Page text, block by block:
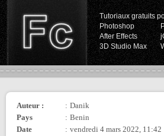
Tutoriaux gratuits
Photoshop
After Effects
3D Studio Max
Auteur : : Danik
Pays
: Benin
Date
: vendredi 4 mars 2022, 11:42